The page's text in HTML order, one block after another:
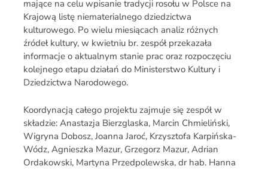
mające na celu wpisanie tradycji rosołu w Polsce na
Krajową listę niematerialnego dziedzictwa
kulturowego. Po wielu miesiącach analiz różnych
źródeł kultury, w kwietniu br. zespół przekazała
informacje o aktualnym stanie prac oraz rozpoczęciu
kolejnego etapu działań do Ministerstwo Kultury i
Dziedzictwa Narodowego.
Koordynacją całego projektu zajmuje się zespół w
składzie: Anastazja Bierzglaska, Marcin Chmieliński,
Wigryna Dobosz, Joanna Jaroć, Krzysztofa Karpińska-
Wódz, Agnieszka Mazur, Grzegorz Mazur, Adrian
Ordakowski, Martyna Przedpolewska, dr hab. Hanna